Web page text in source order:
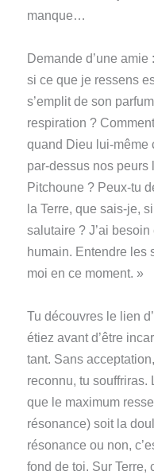
manque…
Demande d’une
si ce que je ressens
s’emplit de son
respiration ?
quand Dieu lui-même
par-dessus nos peurs
Pitchoune ? Peux-tu
la Terre, que sais-je,
salutaire ? J’ai besoin
humain. Entendre les
moi en ce moment. »
Tu découvres le lien
étiez avant d’être
tant. Sans
reconnu, tu
que le maximum
résonance) soit la
résonance ou non,
fond de toi. Sur Terre,